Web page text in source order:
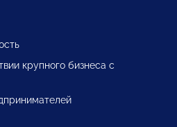
крупного бизнеса с